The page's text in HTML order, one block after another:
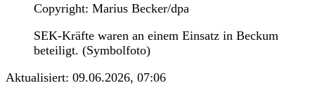
Copyright: Marius Becker/dpa
SEK-Kräfte waren an einem Einsatz in Beckum
beteiligt. (Symbolfoto)
Aktualisiert: 09.06.2026, 07:06